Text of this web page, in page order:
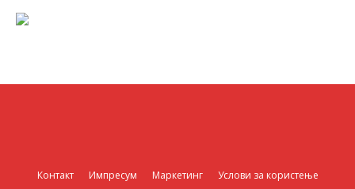
Контакт Импресум Маркетинг Услови за користење